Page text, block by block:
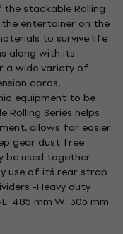
the stackable Rolling
entertainer on the
to survive life
along with its
a wide variety of
cords,
equipment to be
Series helps
allows for easier
gear dust free
be used together
use of it´s rear strap
-Heavy duty
485 mm W: 305 mm